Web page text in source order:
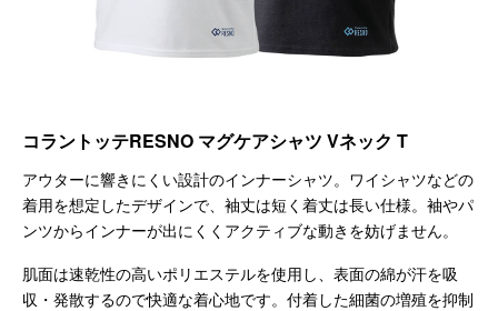
コラントッテRESNO マグケアシャツ Vネック T
アウターに響きにくい設計のインナーシャツ。ワイシャツなどの
着用を想定したデザインで、袖丈は短く着丈は長い仕様。袖やパ
ンツからインナーが出にくくアクティブな動きを妨げません。
肌面は速乾性の高いポリエステルを使用し、表面の綿が汗を吸
収・発散するので快適な着心地です。付着した細菌の増殖を抑制